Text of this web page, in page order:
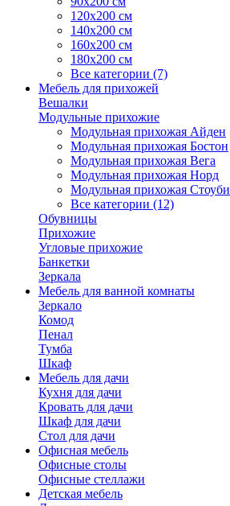
120х200 см
140х200 см
160х200 см
180х200 см
Все категории (7)
Мебель для прихожей
Вешалки
Модульные прихожие
Модульная прихожая Айден
Модульная прихожая Бостон
Модульная прихожая Вега
Модульная прихожая Норд
Модульная прихожая Стоуби
Все категории (12)
Обувницы
Прихожие
Угловые прихожие
Банкетки
Зеркала
Мебель для ванной комнаты
Зеркало
Комод
Пенал
Тумба
Шкаф
Мебель для дачи
Кухня для дачи
Кровать для дачи
Шкаф для дачи
Стол для дачи
Офисная мебель
Офисные столы
Офисные стеллажи
Детская мебель